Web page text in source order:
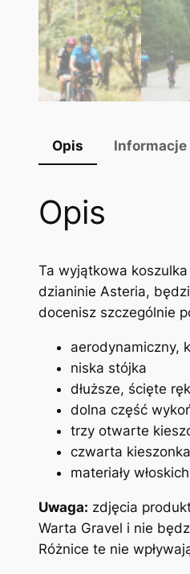
Opis
Opis
Ta wyjątkowa
dzianinie Asteria,
docenisz szczególnie
aerodynamiczny,
niska stójka
dłuższe, ścięte
dolna część
trzy otwarte
czwarta
materiały
Uwaga: zdjęcia
Warta Gravel i nie
Różnice te nie